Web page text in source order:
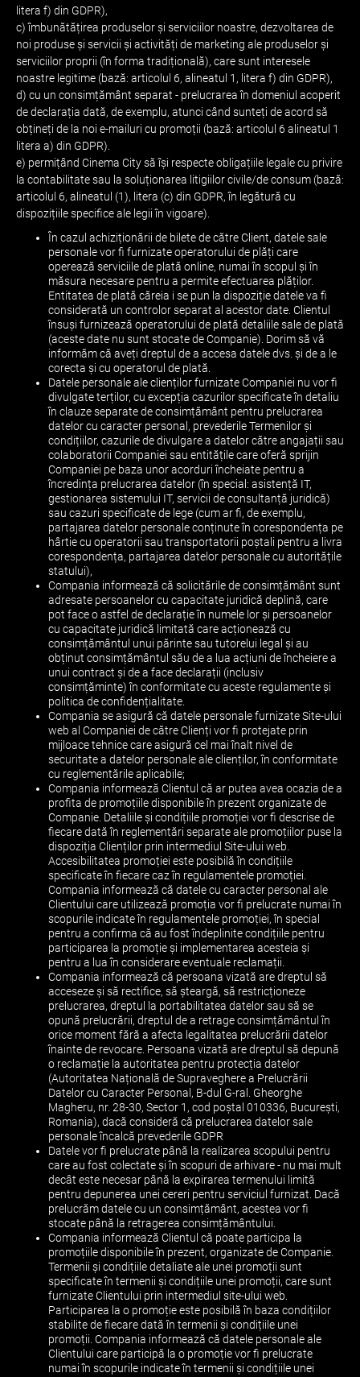
litera f) din GDPR),
c) îmbunătățirea produselor și serviciilor noastre, dezvoltarea de
noi produse și servicii și activități de marketing ale produselor și
serviciilor proprii (în forma tradițională), care sunt interesele
noastre legitime (bază: articolul 6, alineatul 1, litera f) din GDPR),
d) cu un consimțământ separat - prelucrarea în domeniul acoperit
de declarația dată, de exemplu, atunci când sunteți de acord să
obțineți de la noi e-mailuri cu promoții (bază: articolul 6 alineatul 1
litera a) din GDPR).
e) permițând Cinema City să își respecte obligațiile legale cu privire
la contabilitate sau la soluționarea litigiilor civile/de consum (bază:
articolul 6, alineatul (1), litera (c) din GDPR, în legătură cu
dispozițiile specifice ale legii în vigoare).
În cazul achiziționării de bilete de către Client, datele sale
personale vor fi furnizate operatorului de plăți care
operează serviciile de plată online, numai în scopul și în
măsura necesare pentru a permite efectuarea plăților.
Entitatea de plată căreia i se pun la dispoziție datele va fi
considerată un controlor separat al acestor date. Clientul
însuși furnizează operatorului de plată detaliile sale de plată
(aceste date nu sunt stocate de Companie). Dorim să vă
informăm că aveți dreptul de a accesa datele dvs. și de a le
corecta și cu operatorul de plată.
Datele personale ale clienților furnizate Companiei nu vor fi
divulgate terților, cu excepția cazurilor specificate în detaliu
în clauze separate de consimțământ pentru prelucrarea
datelor cu caracter personal, prevederile Termenilor și
condițiilor, cazurile de divulgare a datelor către angajații sau
colaboratorii Companiei sau entitățile care oferă sprijin
Companiei pe baza unor acorduri încheiate pentru a
încredința prelucrarea datelor (în special: asistență IT,
gestionarea sistemului IT, servicii de consultanță juridică)
sau cazuri specificate de lege (cum ar fi, de exemplu,
partajarea datelor personale conținute în corespondența pe
hârtie cu operatorii sau transportatorii poștali pentru a livra
corespondența, partajarea datelor personale cu autoritățile
statului),
Compania informează că solicitările de consimțământ sunt
adresate persoanelor cu capacitate juridică deplină, care
pot face o astfel de declarație în numele lor și persoanelor
cu capacitate juridică limitată care acționează cu
consimțământul unui părinte sau tutorelui legal și au
obținut consimțământul său de a lua acțiuni de încheiere a
unui contract și de a face declarații (inclusiv
consimțăminte) în conformitate cu aceste regulamente și
politica de confidențialitate.
Compania se asigură că datele personale furnizate Site-ului
web al Companiei de către Clienți vor fi protejate prin
mijloace tehnice care asigură cel mai înalt nivel de
securitate a datelor personale ale clienților, în conformitate
cu reglementările aplicabile;
Compania informează Clientul că ar putea avea ocazia de a
profita de promoțiile disponibile în prezent organizate de
Companie. Detaliile și condițiile promoției vor fi descrise de
fiecare dată în reglementări separate ale promoțiilor puse la
dispoziția Clienților prin intermediul Site-ului web.
Accesibilitatea promoției este posibilă în condițiile
specificate în fiecare caz în regulamentele promoției.
Compania informează că datele cu caracter personal ale
Clientului care utilizează promoția vor fi prelucrate numai în
scopurile indicate în regulamentele promoției, în special
pentru a confirma că au fost îndeplinite condițiile pentru
participarea la promoție și implementarea acesteia și
pentru a lua în considerare eventuale reclamații.
Compania informează că persoana vizată are dreptul să
acceseze și să rectifice, să șteargă, să restricționeze
prelucrarea, dreptul la portabilitatea datelor sau să se
opună prelucrării, dreptul de a retrage consimțământul în
orice moment fără a afecta legalitatea prelucrării datelor
înainte de revocare. Persoana vizată are dreptul să depună
o reclamație la autoritatea pentru protecția datelor
(Autoritatea Națională de Supraveghere a Prelucrării
Datelor cu Caracter Personal, B-dul G-ral. Gheorghe
Magheru, nr. 28-30, Sector 1, cod poștal 010336, București,
Romania), dacă consideră că prelucrarea datelor sale
personale încalcă prevederile GDPR
Datele vor fi prelucrate până la realizarea scopului pentru
care au fost colectate și în scopuri de arhivare - nu mai mult
decât este necesar până la expirarea termenului limită
pentru depunerea unei cereri pentru serviciul furnizat. Dacă
prelucrăm datele cu un consimțământ, acestea vor fi
stocate până la retragerea consimțământului.
Compania informează Clientul că poate participa la
promoțiile disponibile în prezent, organizate de Companie.
Termenii și condițiile detaliate ale unei promoții sunt
specificate în termenii și condițiile unei promoții, care sunt
furnizate Clientului prin intermediul site-ului web.
Participarea la o promoție este posibilă în baza condițiilor
stabilite de fiecare dată în termenii și condițiile unei
promoții. Compania informează că datele personale ale
Clientului care participă la o promoție vor fi prelucrate
numai în scopurile indicate în termenii și condițiile unei